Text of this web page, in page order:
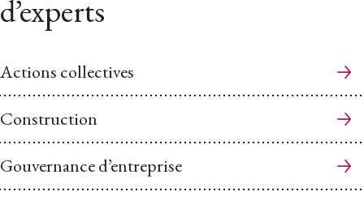
d’experts
Actions collectives
Construction
Gouvernance d’entreprise